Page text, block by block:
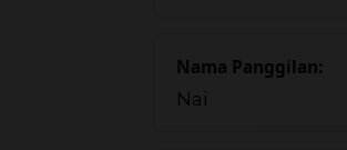
Nama Panggilan:
Nai